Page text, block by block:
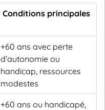
Conditions principales
+60 ans avec perte
d’autonomie ou
handicap, ressources
modestes
+60 ans ou handicapé,